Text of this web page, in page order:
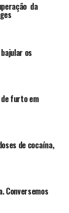
da
os
furto em
de cocaína,
Conversemos